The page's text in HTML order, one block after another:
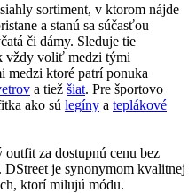
sortiment, v ktorom nájde
a stanú sa súčasťou
či dámy. Sleduje tie
vždy voliť medzi tými
medzi ktoré patrí ponuka
a tiež šiat. Pre športovo
ako sú legíny a teplákové
za dostupnú cenu bez
je synonymom kvalitnej
ktorí milujú módu.